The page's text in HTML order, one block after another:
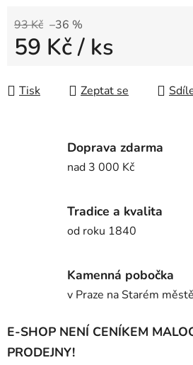
93 Kč –36 %
59 Kč/ ks
Tisk
Zeptat se
Doprava zdarma
nad 3 000 Kč
Tradice a kvalita
od roku 1840
Kamenná pobočka
v Praze na Starém městě
E-SHOP NENÍ CENÍKEM
PRODEJNY!